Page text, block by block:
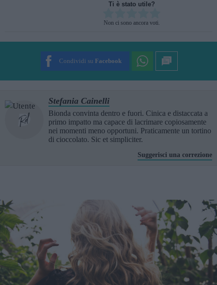
Ti è stato utile?
Non ci sono ancora voti.
Condividi su Facebook
Stefania Cainelli
Bionda convinta dentro e fuori. Cinica e distaccata a
primo impatto ma capace di lacrimare copiosamente
nei momenti meno opportuni. Praticamente un tortino
di cioccolato. Sic et simpliciter.
Suggerisci una correzione